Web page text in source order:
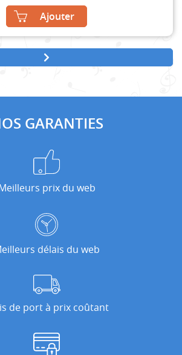
Ajouter
GARANTIES
prix du web
délais du web
de port à prix coûtant